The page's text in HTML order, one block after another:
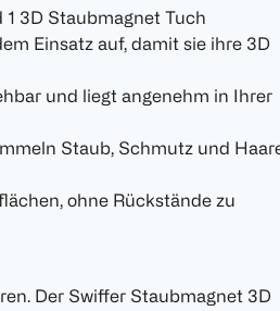
3D Staubmagnet Tuch
Einsatz auf, damit sie ihre 3D
und liegt angenehm in Ihrer
Staub, Schmutz und
ohne Rückstände zu
Der Swiffer Staubmagnet 3D